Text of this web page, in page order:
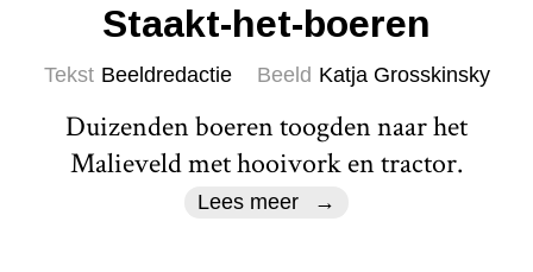
Staakt-het-boeren
Tekst Beeldredactie Beeld Katja Grosskinsky
Duizenden boeren toogden naar het
Malieveld met hooivork en tractor.
Lees meer